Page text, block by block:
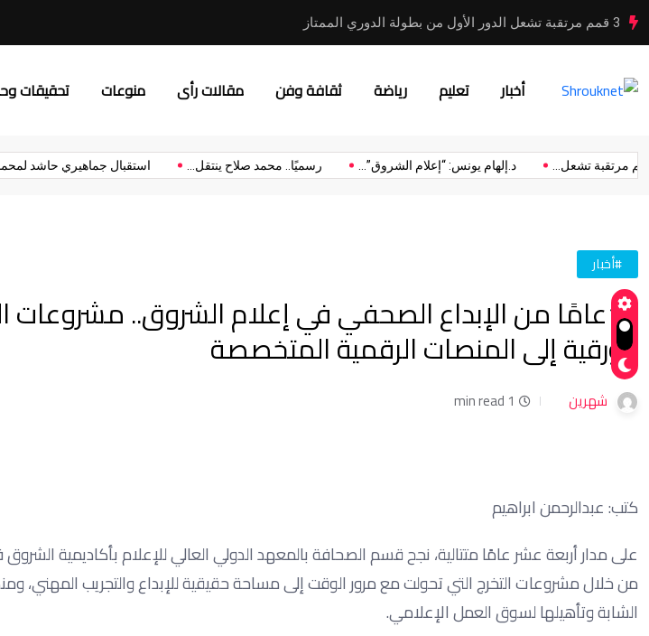
3 قمم مرتقبة تشعل الدور الأول من بطولة الدوري الممتاز
أخبار تعليم رياضة ثقافة وفن مقالات رأى منوعات تحقيقات
استقبال جماهيري رسميًا.. محمد صلاح ينتقل... د.إلهام يونس: “إعلام الشروق”... 3 قمم مرتقبة تشعل...
#أخبار
14عامًا من الإبداع الصحفي في إعلام الشروق.. مشروعات
الورقية إلى المنصات الرقمية المتخصصة
شهرين 1 min read
كتب: عبدالرحمن ابراهيم
على مدار أربعة عشر عامًا متتالية، نجح قسم الصحافة بالمعهد الدولي العالي للإعلام بأكاديمية
من خلال مشروعات التخرج التي تحولت مع مرور الوقت إلى مساحة حقيقية للإبداع والتجريب
الشابة وتأهيلها لسوق العمل الإعلامي.